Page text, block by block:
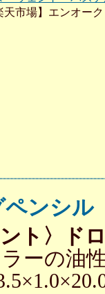
天市場】エンオーク
ペンシル
ト〉ド
ーの油